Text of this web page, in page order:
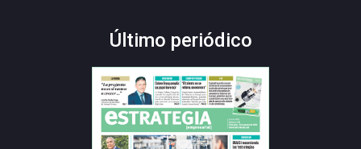
Último periódico